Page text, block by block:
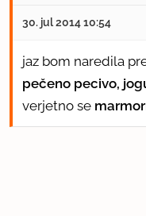
30. jul 2014 10:54
jaz bom naredila
pečeno pecivo,
verjetno se